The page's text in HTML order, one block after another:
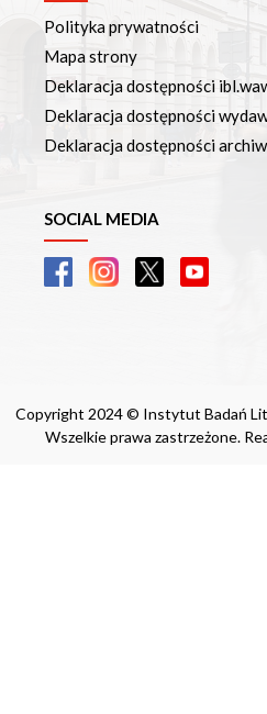
Polityka prywatności
Mapa strony
Deklaracja dostępności
Deklaracja dostępności
Deklaracja dostępności
SOCIAL MEDIA
Copyright 2024 © Instytut Badań
Wszelkie prawa zastrzeżone.